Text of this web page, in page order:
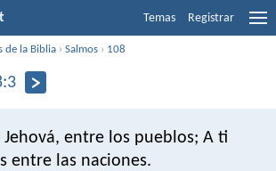
Temas Registrar
de la Biblia ›Salmos › 108
Jehová, entre los pueblos; A ti
entre las naciones.